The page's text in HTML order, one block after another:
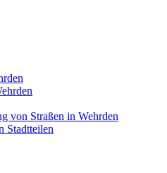
von Straßen in Wehrden
Stadtteilen